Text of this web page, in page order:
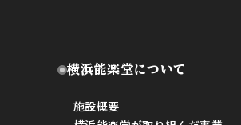
横浜能楽堂について
施設概要